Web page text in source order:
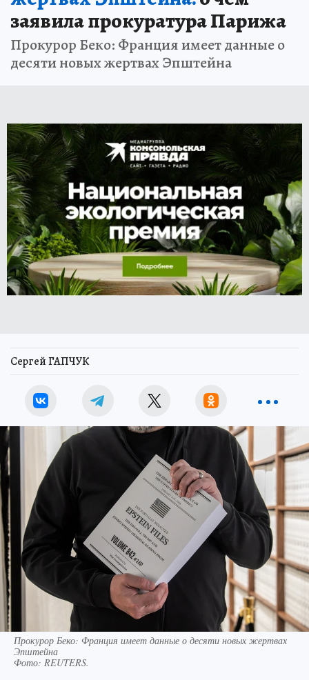
заявила прокуратура Парижа
Прокурор Беко: Франция имеет данные о
десяти новых жертвах Эпштейна
Сергей ГАПЧУК
Прокурор Беко: Франция имеет данные о десяти новых жертвах
Эпштейна
Фото: REUTERS.